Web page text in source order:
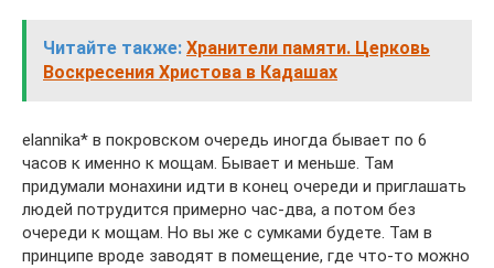
Читайте также: Хранители памяти. Церковь
Воскресения Христова в Кадашах
elannika* в покровском очередь иногда бывает по 6
часов к именно к мощам. Бывает и меньше. Там
придумали монахини идти в конец очереди и приглашать
людей потрудится примерно час-два, а потом без
очереди к мощам. Но вы же с сумками будете. Там в
принципе вроде заводят в помещение, где что-то можно